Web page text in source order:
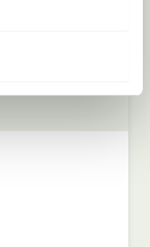
land,